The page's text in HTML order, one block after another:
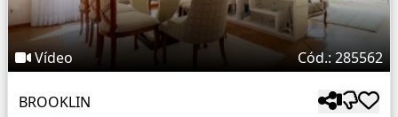
Vídeo Cód.: 285562
BROOKLIN